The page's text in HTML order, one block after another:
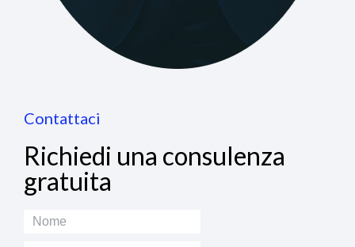
Contattaci
Richiedi una consulenza
gratuita